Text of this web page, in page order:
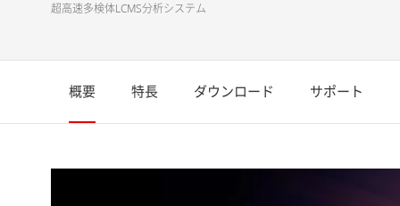
超高速多検体LCMS分析システム
概要 特長 ダウンロード サポート